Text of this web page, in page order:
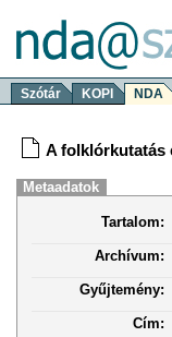
Szótár KOPI NDA
A folklórkutatás
Metaadatok
Tartalom:
Archívum:
Gyűjtemény:
Cím: